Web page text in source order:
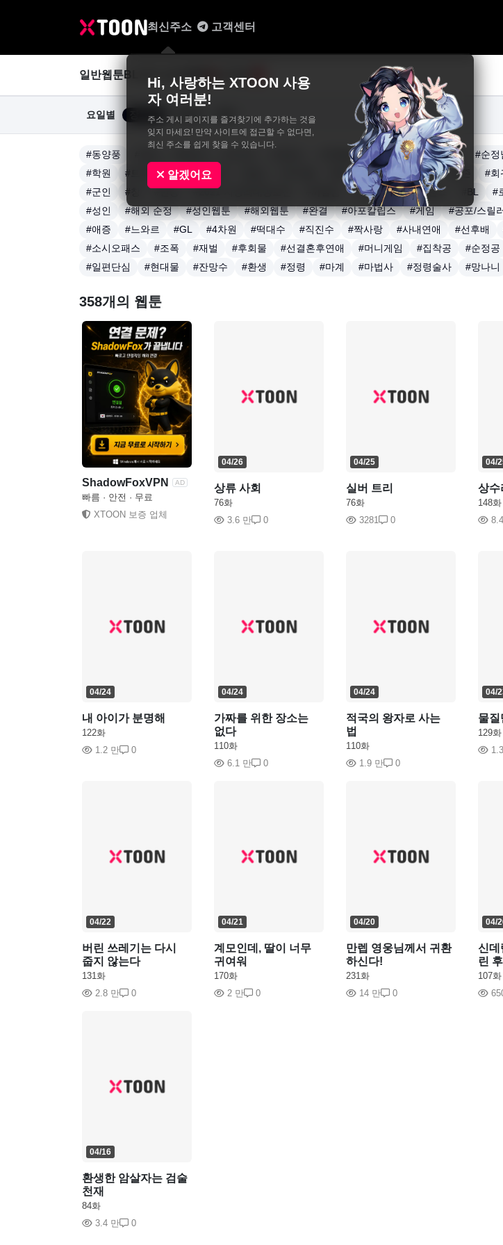
최신주소
Hi, 사랑하는 XTOON 사용
자 여러분!
주소 게시 페이지를 즐겨찾기에 추가하는 것을
잊지 마세요! 만약 사이트에 접근할 수 없다면,
최신 주소를 쉽게 찾을 수 있습니다.
알겠어요
고객센터
일반웹툰BL&GL 성인웹툰
요일별 장르별 연재중 완결
#동양풍 #재회물 #인외존재 #다정남 #순정
#학원
#트라우마 #계약관계 #배우 #감성 #전쟁 #생존 #회
#군인
#창 #만능 #2021 지상최대공모전 #스릴러 #서스펜스 #BL #
#성인
#해외 순정 #성인웹툰 #해외웹툰 #완결 #아포칼립스 #게임 #공포/스릴
#애증
#느와르 #GL #4차원 #떡대수 #직진수 #짝사랑 #사내연애 #선후배
#소시오패스
#조폭 #재벌 #후회물 #선결혼후연애 #머니게임 #집착공 #순정공
#일편단심
#현대물 #잔망수 #환생 #정령 #마계 #마법사 #정령술사 #망나니
358개의 웹툰
ShadowFoxVPN AD
빠름 · 안전 · 무료
XTOON 보증 업체
04/26
상류 사회
76화
3.6 만
0
04/25
실버 트리
76화
3281
0
04/
상수
148화
04/24
내 아이가 분명해
122화
1.2 만
0
04/24
가짜를 위한 장소는
없다
110화
6.1 만
0
04/24
적국의 왕자로 사는
법
110화
1.9 만
0
04/
물질
129화
04/22
버린 쓰레기는 다시
줍지 않는다
131화
2.8 만
0
04/21
계모인데, 딸이 너무
귀여워
170화
2 만
0
04/20
만렙 영웅님께서 귀환
하신다!
231화
14 만
0
04/
신데
린 후
107화
04/16
환생한 암살자는 검술
천재
84화
3.4 만
0